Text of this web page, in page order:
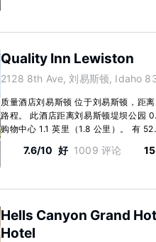
Quality Inn Lewiston
2128 8th Ave, 刘易斯顿, Idaho
质量酒店刘易斯顿 位于刘易斯顿，距
路程。 此酒店距离刘易斯顿堤坝公园
购物中心 1.1 英里（1.8 公里）。 有
7.6/10 好 1009 评论
Hells Canyon Grand
Hotel